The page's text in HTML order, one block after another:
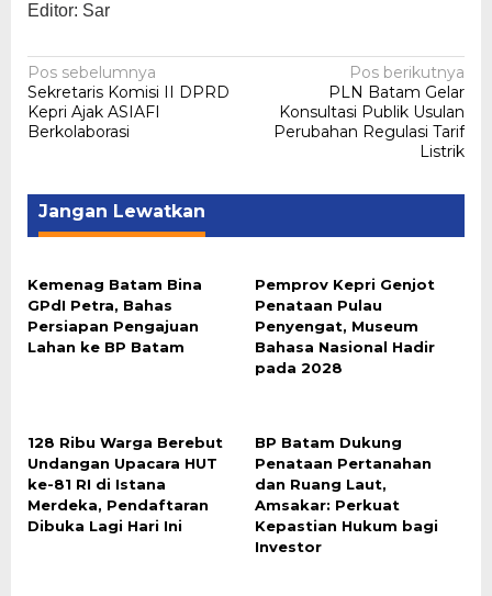
Editor: Sar
Navigasi
pos
Pos sebelumnya
Sekretaris Komisi II DPRD
Kepri Ajak ASIAFI
Berkolaborasi
Pos berikutnya
PLN Batam Gelar
Konsultasi Publik Usulan
Perubahan Regulasi Tarif
Listrik
Jangan Lewatkan
Kemenag Batam Bina
GPdI Petra, Bahas
Persiapan Pengajuan
Lahan ke BP Batam
Pemprov Kepri Genjot
Penataan Pulau
Penyengat, Museum
Bahasa Nasional Hadir
pada 2028
128 Ribu Warga Berebut
Undangan Upacara HUT
ke-81 RI di Istana
Merdeka, Pendaftaran
Dibuka Lagi Hari Ini
BP Batam Dukung
Penataan Pertanahan
dan Ruang Laut,
Amsakar: Perkuat
Kepastian Hukum bagi
Investor